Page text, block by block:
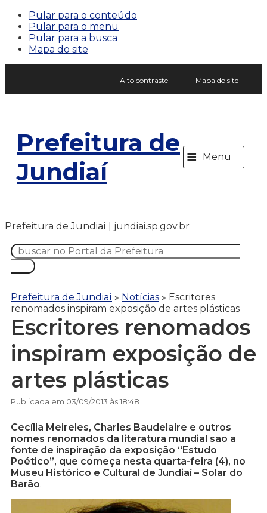
Pular para o conteúdo
Pular para o menu
Pular para a busca
Mapa do site
Alto contraste Mapa do site
Prefeitura de
Jundiaí
≡ Menu
Prefeitura de Jundiaí | jundiai.sp.gov.br
Prefeitura de Jundiaí » Notícias » Escritores
renomados inspiram exposição de artes plásticas
Escritores renomados
inspiram exposição de
artes plásticas
Publicada em 03/09/2013 às 18:48
Cecília Meireles, Charles Baudelaire e outros
nomes renomados da literatura mundial são a
fonte de inspiração da exposição “Estudo
Poético”, que começa nesta quarta-feira (4), no
Museu Histórico e Cultural de Jundiaí – Solar do
Barão.